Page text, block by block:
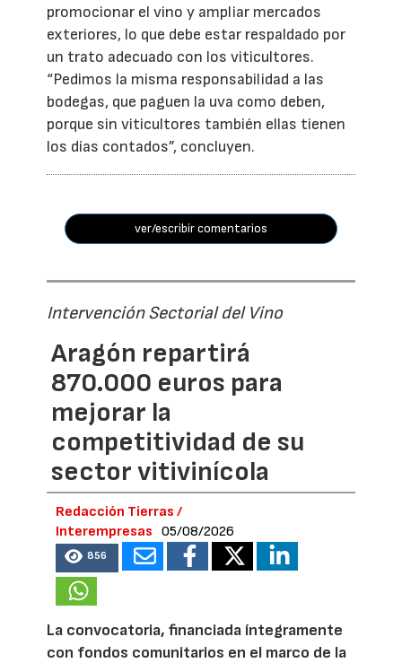
promocionar el vino y ampliar mercados
exteriores, lo que debe estar respaldado por
un trato adecuado con los viticultores.
“Pedimos la misma responsabilidad a las
bodegas, que paguen la uva como deben,
porque sin viticultores también ellas tienen
los días contados”, concluyen.
ver/escribir comentarios
Intervención Sectorial del Vino
Aragón repartirá
870.000 euros para
mejorar la
competitividad de su
sector vitivinícola
Redacción Tierras /
Interempresas
05/08/2026
856
La convocatoria, financiada íntegramente
con fondos comunitarios en el marco de la